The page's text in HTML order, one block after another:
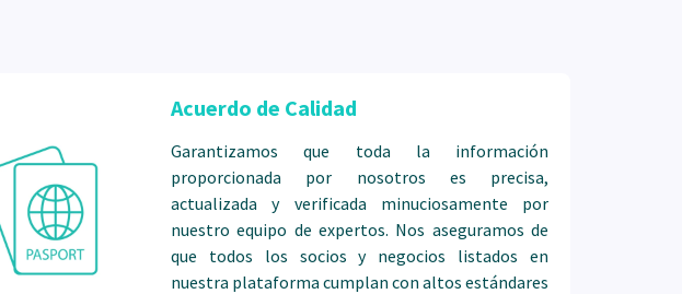
Compromiso con la Calidad
Desde el alojamiento hasta las excursiones, cada elemento de tu viaje es
seleccionado cuidadosamente para garantizar la calidad.
Acuerdo de Calidad
Garantizamos que toda la información
proporcionada por nosotros es precisa,
actualizada y verificada minuciosamente por
nuestro equipo de expertos. Nos aseguramos de
que todos los socios y negocios listados en
nuestra plataforma cumplan con altos estándares